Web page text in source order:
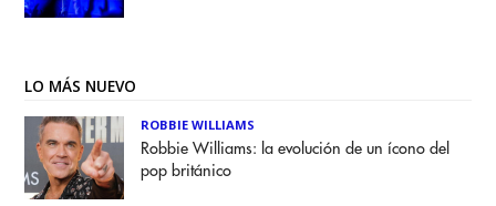
LO MÁS NUEVO
ROBBIE WILLIAMS
Robbie Williams: la evolución de un ícono del
pop británico